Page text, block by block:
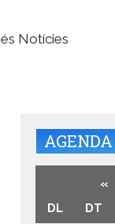
Notícies
AGENDA
«
DL
DT